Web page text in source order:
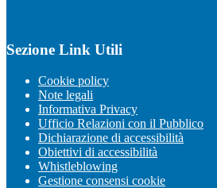
Sezione Link Utili
Cookie policy
Note legali
Informativa Privacy
Ufficio Relazioni con il Pubblico
Dichiarazione di accessibilità
Obiettivi di accessibilità
Whistleblowing
Gestione consensi cookie